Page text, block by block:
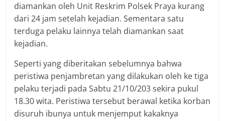
diamankan oleh Unit Reskrim Polsek Praya kurang
dari 24 jam setelah kejadian. Sementara satu
terduga pelaku lainnya telah diamankan saat
kejadian.
Seperti yang diberitakan sebelumnya bahwa
peristiwa penjambretan yang dilakukan oleh ke tiga
pelaku terjadi pada Sabtu 21/10/203 sekira pukul
18.30 wita. Peristiwa tersebut berawal ketika korban
disuruh ibunya untuk menjemput kakaknya